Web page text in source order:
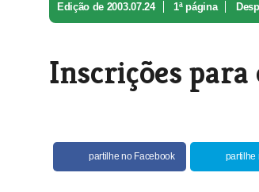
Edição de 2003.07.24 1ª página
Inscrições
partilhe no Facebook partilhe